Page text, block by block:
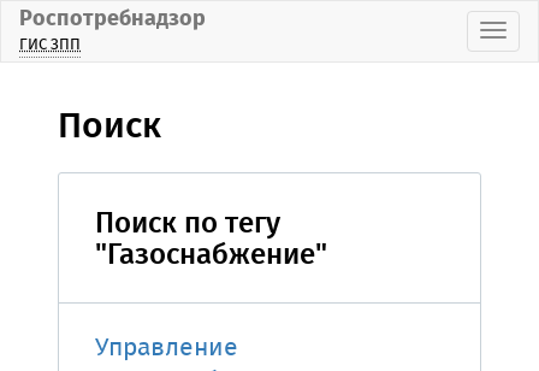
Роспотребнадзор
ГИС ЗПП
Поиск
Поиск по тегу
"Газоснабжение"
Управление